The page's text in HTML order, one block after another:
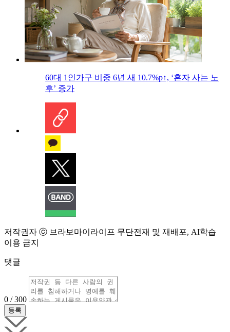
60대 1인가구 비중 6년 새 10.7%p↑, ‘혼자 사는 노
후’ 증가
저작권자 ⓒ 브라보마이라이프 무단전재 및 재배포, AI학습
이용 금지
댓글
0 / 300